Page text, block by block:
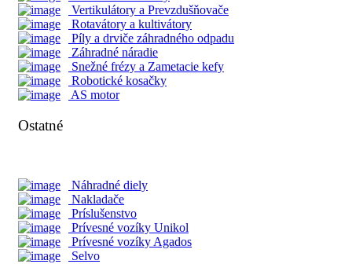
Vertikulátory a Prevzdušňovače
Rotavátory a kultivátory
Píly a drviče záhradného odpadu
Záhradné náradie
Snežné frézy a Zametacie kefy
Robotické kosačky
AS motor
Ostatné
Náhradné diely
Nakladače
Príslušenstvo
Prívesné vozíky Unikol
Prívesné vozíky Agados
Selvo
RX Séria
PX Séria
UTV Séria
Nakladače Multione
Séria 1
Séria 6
Séria 7
Séria 8
Séria 11
Séria EZ